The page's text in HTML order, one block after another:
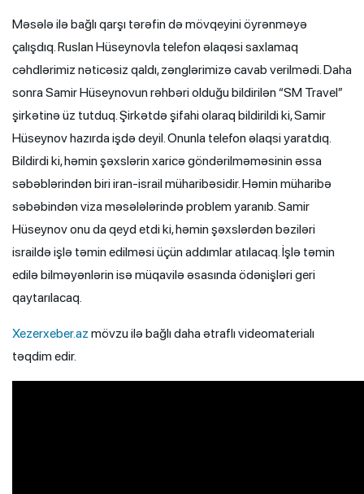
Məsələ ilə bağlı qarşı tərəfin də mövqeyini öyrənməyə
çalışdıq. Ruslan Hüseynovla telefon əlaqəsi saxlamaq
cəhdlərimiz nəticəsiz qaldı, zənglərimizə cavab verilmədi. Daha
sonra Samir Hüseynovun rəhbəri olduğu bildirilən “SM Travel”
şirkətinə üz tutduq. Şirkətdə şifahi olaraq bildirildi ki, Samir
Hüseynov hazırda işdə deyil. Onunla telefon əlaqsi yaratdıq.
Bildirdi ki, həmin şəxslərin xaricə göndərilməməsinin əssa
səbəblərindən biri iran-israil müharibəsidir. Həmin müharibə
səbəbindən viza məsələlərində problem yaranıb. Samir
Hüseynov onu da qeyd etdi ki, həmin şəxslərdən bəziləri
israildə işlə təmin edilməsi üçün addımlar atılacaq. İşlə təmin
edilə bilməyənlərin isə müqavilə əsasında ödənişləri geri
qaytarılacaq.
Xezerxeber.az mövzu ilə bağlı daha ətraflı videomaterialı
təqdim edir.